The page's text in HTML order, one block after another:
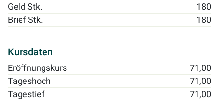
Geld Stk.
180
Brief Stk.
180
Kursdaten
Eröffnungskurs
71,00
Tageshoch
71,00
Tagestief
71,00